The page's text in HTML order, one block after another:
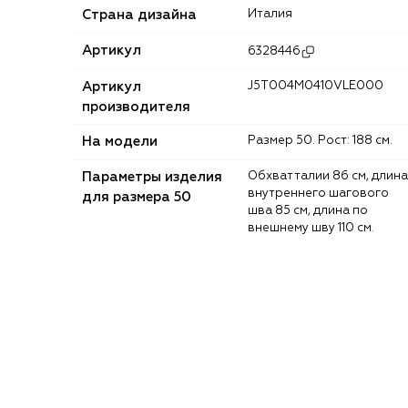
Страна дизайна Италия
Артикул 6328446
Артикул
производителя
J5T004M0410VLE000
На модели Размер 50. Рост: 188 см.
Параметры изделия
для размера 50
Обхват талии 86 см, длина
внутреннего шагового
шва 85 см, длина по
внешнему шву 110 см.